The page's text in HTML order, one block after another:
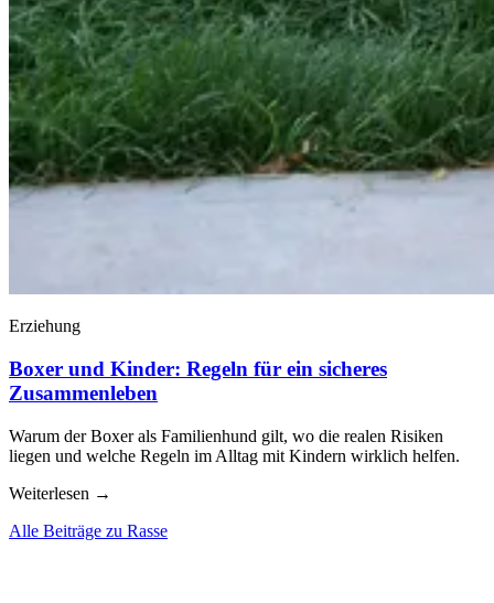
Erziehung
Boxer und Kinder: Regeln für ein sicheres
Zusammenleben
Warum der Boxer als Familienhund gilt, wo die realen Risiken
liegen und welche Regeln im Alltag mit Kindern wirklich helfen.
Weiterlesen →
Alle Beiträge zu Rasse